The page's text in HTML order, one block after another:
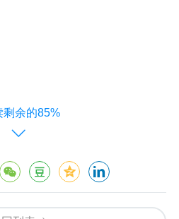
于斯人也，此人外柔内刚、外圆内
容应对一个无法回避的严峻时刻，让
正规。对其诗我想引用《当代诗
语：“他诗的赤诚度是中国所有
剩余的85%